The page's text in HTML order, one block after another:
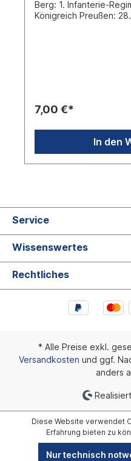
Berg: 1. Infanterie-Regiment 1814-1815 /
7,00 €*
In den
Service
Wissenswertes
Rechtliches
* Alle Preise exkl.
Versandkosten und ggf.
anders
Diese Website verwendet
Erfahrung bieten zu
Nur technisch